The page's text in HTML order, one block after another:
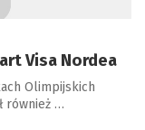
Visa Nordea
Olimpijskich
również …